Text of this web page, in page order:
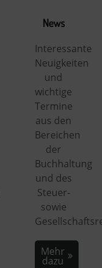
News
Interessante
Neuigkeiten
und
wichtige
Termine
aus den
Bereichen
der
Buchhaltung
und des
Steuer-
sowie
Mehr
dazu